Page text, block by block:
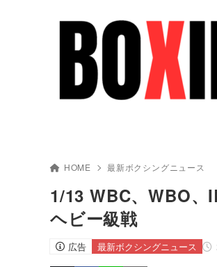
HOME 最新ボクシングニュース
1/13 WBC、WBO
ヘビー級戦
広告 最新ボクシングニュース